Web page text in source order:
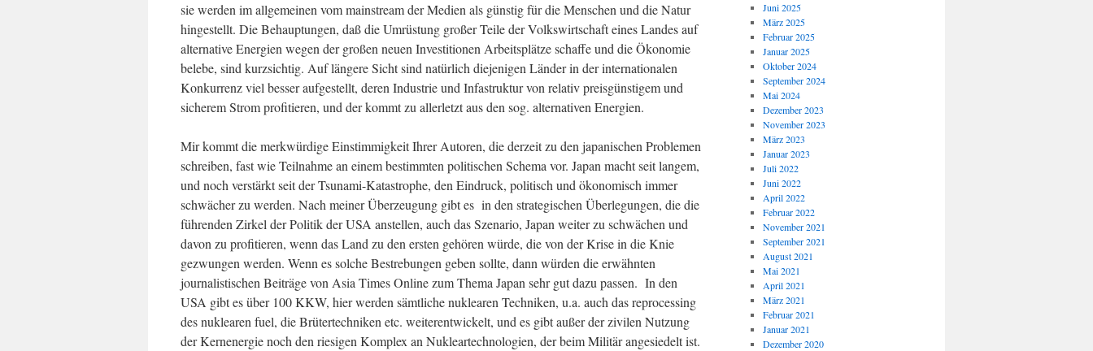
sie werden im allgemeinen vom mainstream der Medien als günstig für die Menschen und die Natur
hingestellt. Die Behauptungen, daß die Umrüstung großer Teile der Volkswirtschaft eines Landes auf
alternative Energien wegen der großen neuen Investitionen Arbeitsplätze schaffe und die Ökonomie
belebe, sind kurzsichtig. Auf längere Sicht sind natürlich diejenigen Länder in der internationalen
Konkurrenz viel besser aufgestellt, deren Industrie und Infastruktur von relativ preisgünstigem und
sicherem Strom profitieren, und der kommt zu allerletzt aus den sog. alternativen Energien.
Mir kommt die merkwürdige Einstimmigkeit Ihrer Autoren, die derzeit zu den japanischen Problemen
schreiben, fast wie Teilnahme an einem bestimmten politischen Schema vor. Japan macht seit langem,
und noch verstärkt seit der Tsunami-Katastrophe, den Eindruck, politisch und ökonomisch immer
schwächer zu werden. Nach meiner Überzeugung gibt es in den strategischen Überlegungen, die die
führenden Zirkel der Politik der USA anstellen, auch das Szenario, Japan weiter zu schwächen und
davon zu profitieren, wenn das Land zu den ersten gehören würde, die von der Krise in die Knie
gezwungen werden. Wenn es solche Bestrebungen geben sollte, dann würden die erwähnten
journalistischen Beiträge von Asia Times Online zum Thema Japan sehr gut dazu passen. In den
USA gibt es über 100 KKW, hier werden sämtliche nuklearen Techniken, u.a. auch das reprocessing
des nuklearen fuel, die Brütertechniken etc. weiterentwickelt, und es gibt außer der zivilen Nutzung
der Kernenergie noch den riesigen Komplex an Nukleartechnologien, der beim Militär angesiedelt ist.
Juni 2025
März 2025
Februar 2025
Januar 2025
Oktober 2024
September 2024
Mai 2024
Dezember 2023
November 2023
März 2023
Januar 2023
Juli 2022
Juni 2022
April 2022
Februar 2022
November 2021
September 2021
August 2021
Mai 2021
April 2021
März 2021
Februar 2021
Januar 2021
Dezember 2020